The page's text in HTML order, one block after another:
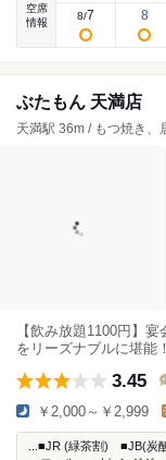
空席
情報
8/7 8
ぶたもん 天満店
天満駅 36m / もつ焼き、
【飲み放題1100円】
をリーズナブルに堪能！
3.45
￥2,000～￥2,999
...■JR (緑茶割) ■JB(炭